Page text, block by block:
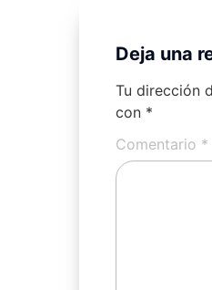
Deja una
Tu dirección
con *
Comentario *